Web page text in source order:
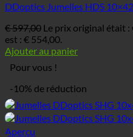
DDoptics Jumelles HDS 10×42
€597,00 Le prix original était :
est : € 554,00.
Ajouter au panier
Pour vous !
-10% de réduction
Aperçu